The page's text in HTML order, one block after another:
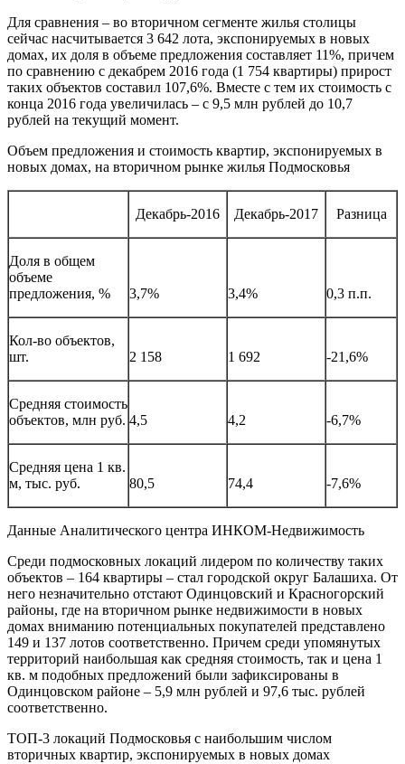
Для сравнения – во вторичном сегменте жилья столицы
сейчас насчитывается 3 642 лота, экспонируемых в новых
домах, их доля в объеме предложения составляет 11%, причем
по сравнению с декабрем 2016 года (1 754 квартиры) прирост
таких объектов составил 107,6%. Вместе с тем их стоимость с
конца 2016 года увеличилась – с 9,5 млн рублей до 10,7
рублей на текущий момент.
Объем предложения и стоимость квартир, экспонируемых в
новых домах, на вторичном рынке жилья Подмосковья
Декабрь-2016 Декабрь-2017 Разница
Доля в общем
объеме
предложения, %
3,7% 3,4% 0,3 п.п.
Кол-во объектов,
шт.
2 158 1 692 -21,6%
Средняя стоимость
объектов, млн руб. 4,5 4,2 -6,7%
Средняя цена 1 кв.
м, тыс. руб.
80,5 74,4 -7,6%
Данные Аналитического центра ИНКОМ-Недвижимость
Среди подмосковных локаций лидером по количеству таких
объектов – 164 квартиры – стал городской округ Балашиха. От
него незначительно отстают Одинцовский и Красногорский
районы, где на вторичном рынке недвижимости в новых
домах вниманию потенциальных покупателей представлено
149 и 137 лотов соответственно. Причем среди упомянутых
территорий наибольшая как средняя стоимость, так и цена 1
кв. м подобных предложений были зафиксированы в
Одинцовском районе – 5,9 млн рублей и 97,6 тыс. рублей
соответственно.
ТОП-3 локаций Подмосковья с наибольшим числом
вторичных квартир, экспонируемых в новых домах